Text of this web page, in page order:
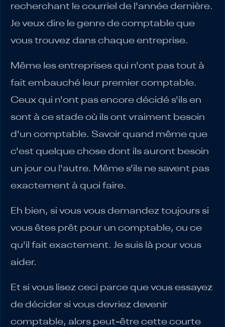
recherchant le courriel de l'année dernière.
Je veux dire le genre de comptable que
vous trouvez dans chaque entreprise.
Même les entreprises qui n'ont pas tout à
fait embauché leur premier comptable.
Ceux qui n'ont pas encore décidé s'ils en
sont à ce stade où ils ont vraiment besoin
d'un comptable. Savoir quand même que
c'est quelque chose dont ils auront besoin
un jour ou l'autre. Même s'ils ne savent pas
exactement à quoi faire.
Eh bien, si vous vous demandez toujours si
vous êtes prêt pour un comptable, ou ce
qu'il fait exactement. Je suis là pour vous
aider.
Et si vous lisez ceci parce que vous essayez
de décider si vous devriez devenir
comptable, alors peut-être cette courte